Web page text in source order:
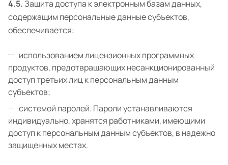
4.5.Защита доступа к электронным базам данных,
содержащим персональные данные субъектов,
обеспечивается:
использованием лицензионных программных
продуктов, предотвращающих несанкционированный
доступ третьих лиц к персональным данным
субъектов;
системой паролей. Пароли устанавливаются
индивидуально, хранятся работниками, имеющими
доступ к персональным данным субъектов, в надежно
защищенных местах.